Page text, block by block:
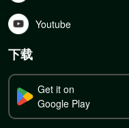
Youtube
下载
Get it on
Google Play